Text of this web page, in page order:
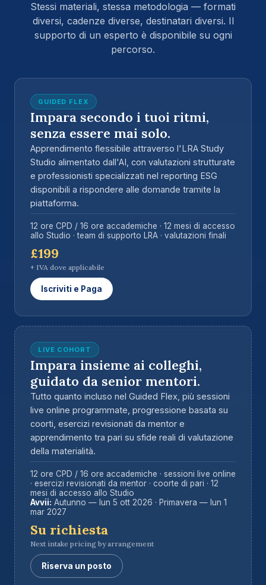
Stessi materiali, stessa metodologia — formati
diversi, cadenze diverse, destinatari diversi. Il
supporto di un esperto è disponibile su ogni
percorso.
GUIDED FLEX
Impara secondo i tuoi ritmi,
senza essere mai solo.
Apprendimento flessibile attraverso l'LRA Study
Studio alimentato dall'AI, con valutazioni strutturate
e professionisti specializzati nel reporting ESG
disponibili a rispondere alle domande tramite la
piattaforma.
12 ore CPD / 16 ore accademiche · 12 mesi di accesso
allo Studio · team di supporto LRA · valutazioni finali
£199
+ IVA dove applicabile
Iscriviti e Paga
LIVE COHORT
Impara insieme ai colleghi,
guidato da senior mentori.
Tutto quanto incluso nel Guided Flex, più sessioni
live online programmate, progressione basata su
coorti, esercizi revisionati da mentor e
apprendimento tra pari su sfide reali di valutazione
della materialità.
12 ore CPD / 16 ore accademiche · sessioni live online
· esercizi revisionati da mentor · coorte di pari · 12
mesi di accesso allo Studio
Avvii: Autunno — lun 5 ott 2026 · Primavera — lun 1
mar 2027
Su richiesta
Next intake pricing by arrangement
Riserva un posto